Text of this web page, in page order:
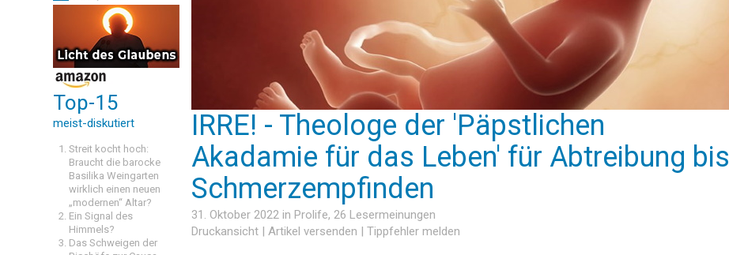
Top-15
meist-diskutiert
Streit kocht hoch:
Braucht die barocke
Basilika Weingarten
wirklich einen neuen
„modernen“ Altar?
Ein Signal des
Himmels?
Das Schweigen der
IRRE! - Theologe der 'Päpstlichen
Akadamie für das Leben' für Abtreibung bis
Schmerzempfinden
31. Oktober 2022 in Prolife, 26 Lesermeinungen
Druckansicht | Artikel versenden | Tippfehler melden